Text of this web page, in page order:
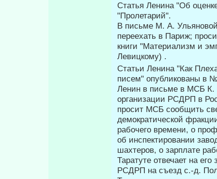
Статья Ленина "Об
"Пролетарий".
В письме М. А.
переехать в Париж;
книги "Материализм и
Левицкому) .
Статьи Ленина "Как
писем" опубликованы в
Ленин в письме в МСБ К.
организации РСДРП в
просит МСБ сообщить
демократической
рабочего времени, о
об инспектировании
шахтеров, о зарплате
Таратуте отвечает на
РСДРП на съезд с.-д.